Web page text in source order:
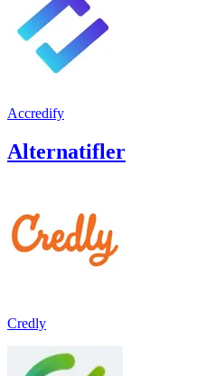
Accredify
Alternatifler
Credly